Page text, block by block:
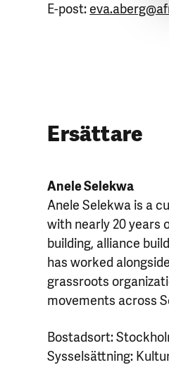
E-post:
Ersättare
Anele Selekwa
Anele Selekwa is a
with nearly 20 years
building, alliance
has worked
grassroots
movements across
Bostadsort:
Sysselsättning: